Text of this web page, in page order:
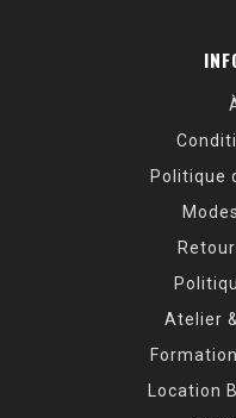
Politique
Atelier
Location